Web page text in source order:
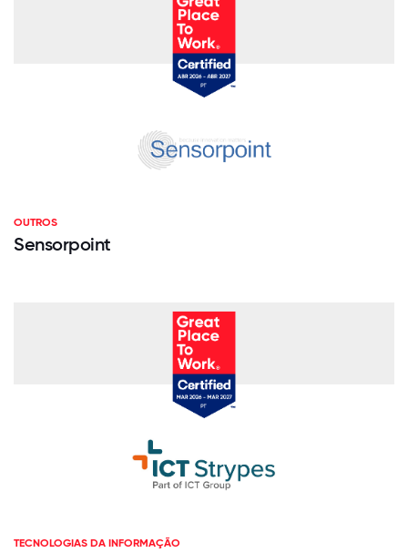
OUTROS
Sensorpoint
TECNOLOGIAS DA INFORMAÇÃO